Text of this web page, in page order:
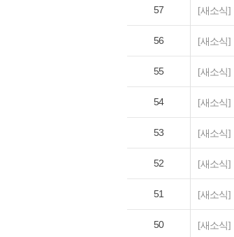
57 [새소식]
56 [새소식]
55 [새소식]
54 [새소식]
53 [새소식]
52 [새소식]
51 [새소식]
50 [새소식]